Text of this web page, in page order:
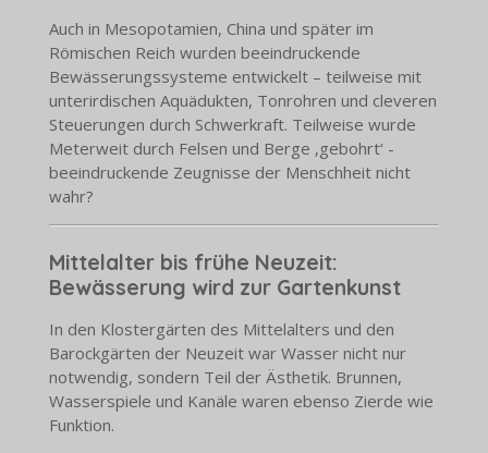
Auch in Mesopotamien, China und später im
Römischen Reich wurden beeindruckende
Bewässerungssysteme entwickelt – teilweise mit
unterirdischen Aquädukten, Tonrohren und cleveren
Steuerungen durch Schwerkraft. Teilweise wurde
Meterweit durch Felsen und Berge ‚gebohrt‘ -
beeindruckende Zeugnisse der Menschheit nicht
wahr?
Mittelalter bis frühe Neuzeit:
Bewässerung wird zur Gartenkunst
In den Klostergärten des Mittelalters und den
Barockgärten der Neuzeit war Wasser nicht nur
notwendig, sondern Teil der Ästhetik. Brunnen,
Wasserspiele und Kanäle waren ebenso Zierde wie
Funktion.